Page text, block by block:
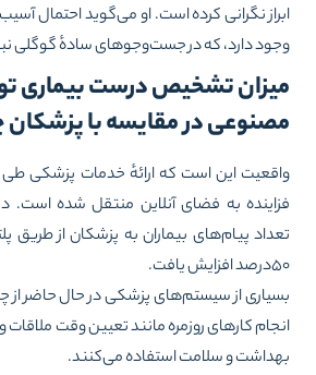
نگرانی کرده است. او می‌گوید احتمال
دارد، که در جست‌وجوهای سادهٔ گوگلی نبود.
تشخیص درست بیماری
در مقایسه با پزشکان
این است که ارائهٔ خدمات پزشکی طی
به فضای آنلاین منتقل شده است. در
پیام‌های بیماران به پزشکان از طریق
.
از سیستم‌های پزشکی در حال حاضر از
کارهای روزمره مانند تعیین وقت ملاقات و ارائهٔ
و سلامت استفاده می‌کنند.